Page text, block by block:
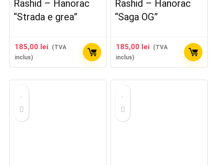
Rashid – Hanorac
“Strada e grea”
185,00 lei
(TVA
inclus)
Rashid – Hanorac
“Saga OG”
185,00 lei
(TVA
inclus)